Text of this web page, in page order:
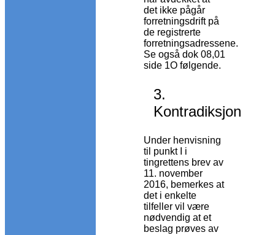
det ikke pågår
forretningsdrift på
de registrerte
forretningsadressene.
Se også dok 08,01
side 1O følgende.
3.
Kontradiksjon
Under henvisning
til punkt I i
tingrettens brev av
11. november
2016, bemerkes at
det i enkelte
tilfeller vil være
nødvendig at et
beslag prøves av